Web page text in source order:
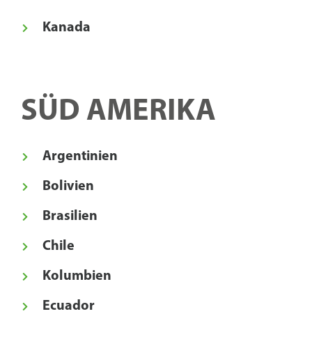
Kanada
SÜD AMERIKA
Argentinien
Bolivien
Brasilien
Chile
Kolumbien
Ecuador